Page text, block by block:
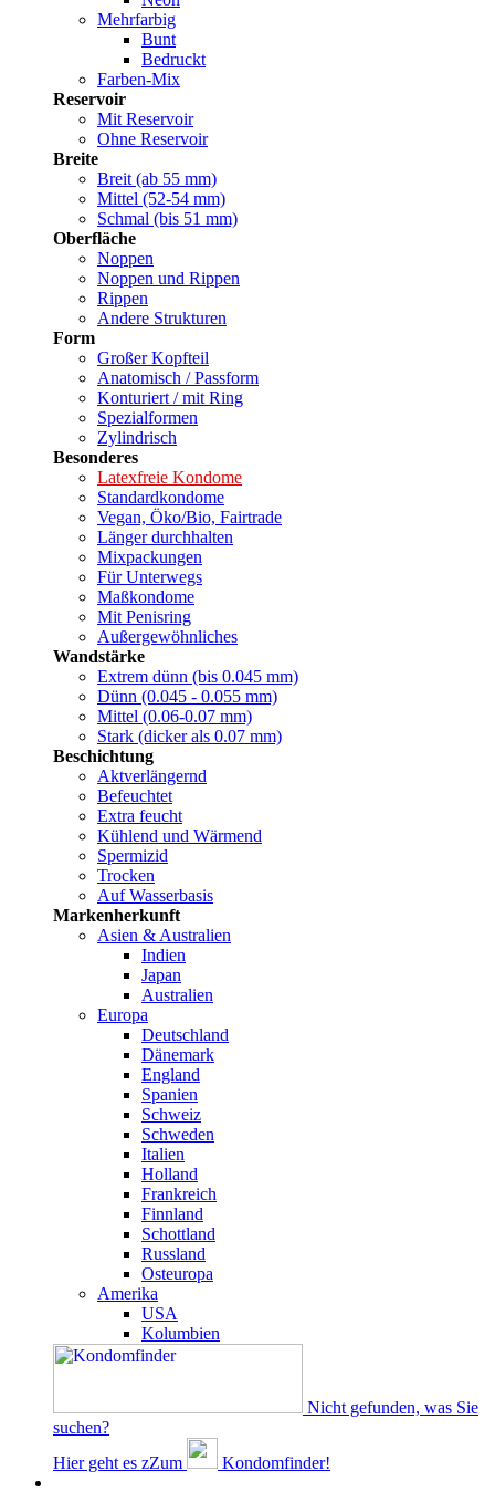
Mehrfarbig
Bunt
Bedruckt
Farben-Mix
Reservoir
Mit Reservoir
Ohne Reservoir
Breite
Breit (ab 55 mm)
Mittel (52-54 mm)
Schmal (bis 51 mm)
Oberfläche
Noppen
Noppen und Rippen
Rippen
Andere Strukturen
Form
Großer Kopfteil
Anatomisch / Passform
Konturiert / mit Ring
Spezialformen
Zylindrisch
Besonderes
Latexfreie Kondome
Standardkondome
Vegan, Öko/Bio, Fairtrade
Länger durchhalten
Mixpackungen
Für Unterwegs
Maßkondome
Mit Penisring
Außergewöhnliches
Wandstärke
Extrem dünn (bis 0.045 mm)
Dünn (0.045 - 0.055 mm)
Mittel (0.06-0.07 mm)
Stark (dicker als 0.07 mm)
Beschichtung
Aktverlängernd
Befeuchtet
Extra feucht
Kühlend und Wärmend
Spermizid
Trocken
Auf Wasserbasis
Markenherkunft
Asien & Australien
Indien
Japan
Australien
Europa
Deutschland
Dänemark
England
Spanien
Schweiz
Schweden
Italien
Holland
Frankreich
Finnland
Schottland
Russland
Osteuropa
Amerika
USA
Kolumbien
Nicht gefunden, was Sie
suchen?
Hier geht es zZum
Kondomfinder!